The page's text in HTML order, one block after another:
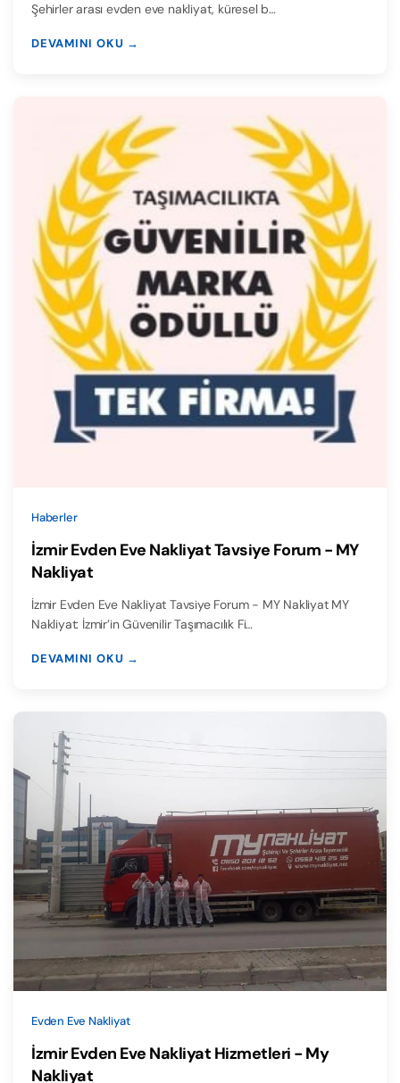
Şehirler arası evden eve nakliyat, küresel b…
DEVAMINI OKU →
Haberler
İzmir Evden Eve Nakliyat Tavsiye Forum - MY
Nakliyat
İzmir Evden Eve Nakliyat Tavsiye Forum - MY Nakliyat MY
Nakliyat: İzmir’in Güvenilir Taşımacılık Fi…
DEVAMINI OKU →
Evden Eve Nakliyat
İzmir Evden Eve Nakliyat Hizmetleri - My
Nakliyat